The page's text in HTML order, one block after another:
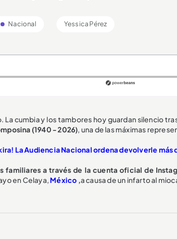
Nacional Yessica Pérez
La cumbia y los tambores hoy guardan silencio
(1940 - 2026), una de las máximas
La Audiencia Nacional ordena devolverle más
familiares a través de la cuenta oficial de
en Celaya, México ,a causa de un infarto al